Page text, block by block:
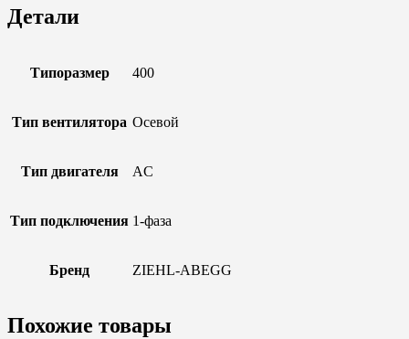
Детали
Типоразмер 400
Тип вентилятора Осевой
Тип двигателя AC
Тип подключения 1-фаза
Бренд ZIEHL-ABEGG
Похожие товары